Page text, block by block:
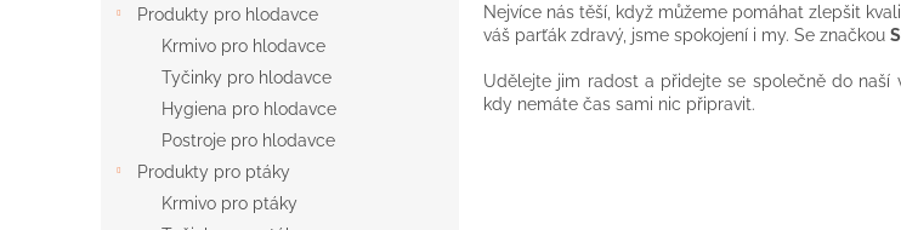
Produkty pro hlodavce
Krmivo pro hlodavce
Tyčinky pro hlodavce
Hygiena pro hlodavce
Postroje pro hlodavce
Produkty pro ptáky
Krmivo pro ptáky
Nejvíce nás těší, když můžeme pomáhat zlepšit
váš parťák zdravý, jsme spokojení i my. Se značkou
Udělejte jim radost a přidejte se společně do naší
kdy nemáte čas sami nic připravit.